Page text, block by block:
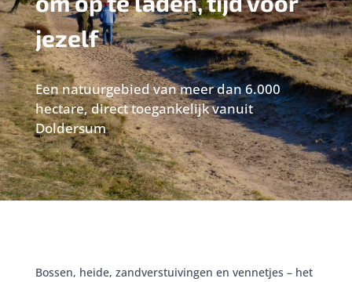
jezelf
Een natuurgebied van meer dan 6.000
hectare, direct toegankelijk vanuit
Doldersum
Bossen, heide, zandverstuivingen en vennetjes – het